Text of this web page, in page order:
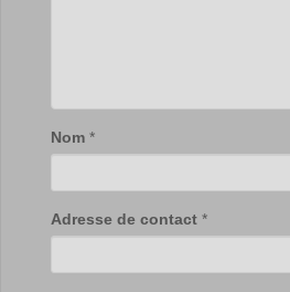
Nom *
Adresse de contact *